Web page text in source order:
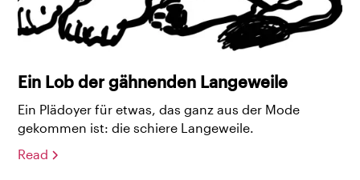
Ein Lob der gähnenden Langeweile
Ein Plädoyer für etwas, das ganz aus der Mode
gekommen ist: die schiere Langeweile.
Read